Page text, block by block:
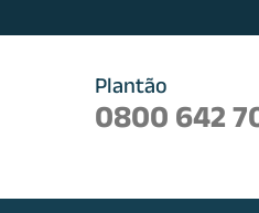
Plantão
0800 642